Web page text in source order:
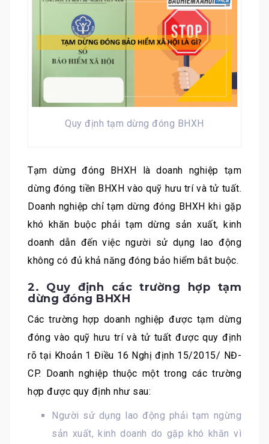
Quy định tạm dừng đóng BHXH
Tạm dừng đóng BHXH là doanh nghiệp tạm
dừng đóng tiền BHXH vào quỹ hưu trí và tử tuất.
Doanh nghiệp chỉ tạm dừng đóng BHXH khi gặp
khó khăn buộc phải tạm dừng sản xuất, kinh
doanh dẫn đến việc người sử dụng lao động
không có đủ khả năng đóng bảo hiểm bắt buộc.
2. Quy định các trường hợp tạm
dừng đóng BHXH
Các trường hợp doanh nghiệp được tạm dừng
đóng vào quỹ hưu trí và tử tuất được quy định
rõ tại Khoản 1 Điều 16 Nghị định 15/2015/ NĐ-
CP. Doanh nghiệp thuộc một trong các trường
hợp được quy định như sau:
Người sử dụng lao động phải tạm ngừng
sản xuất, kinh doanh do gặp khó khăn vì